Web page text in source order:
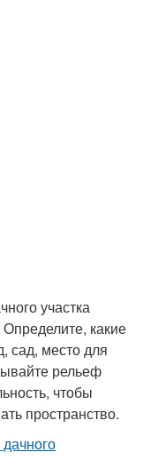
участка
какие
сад, место для
рельеф
чтобы
пространство.